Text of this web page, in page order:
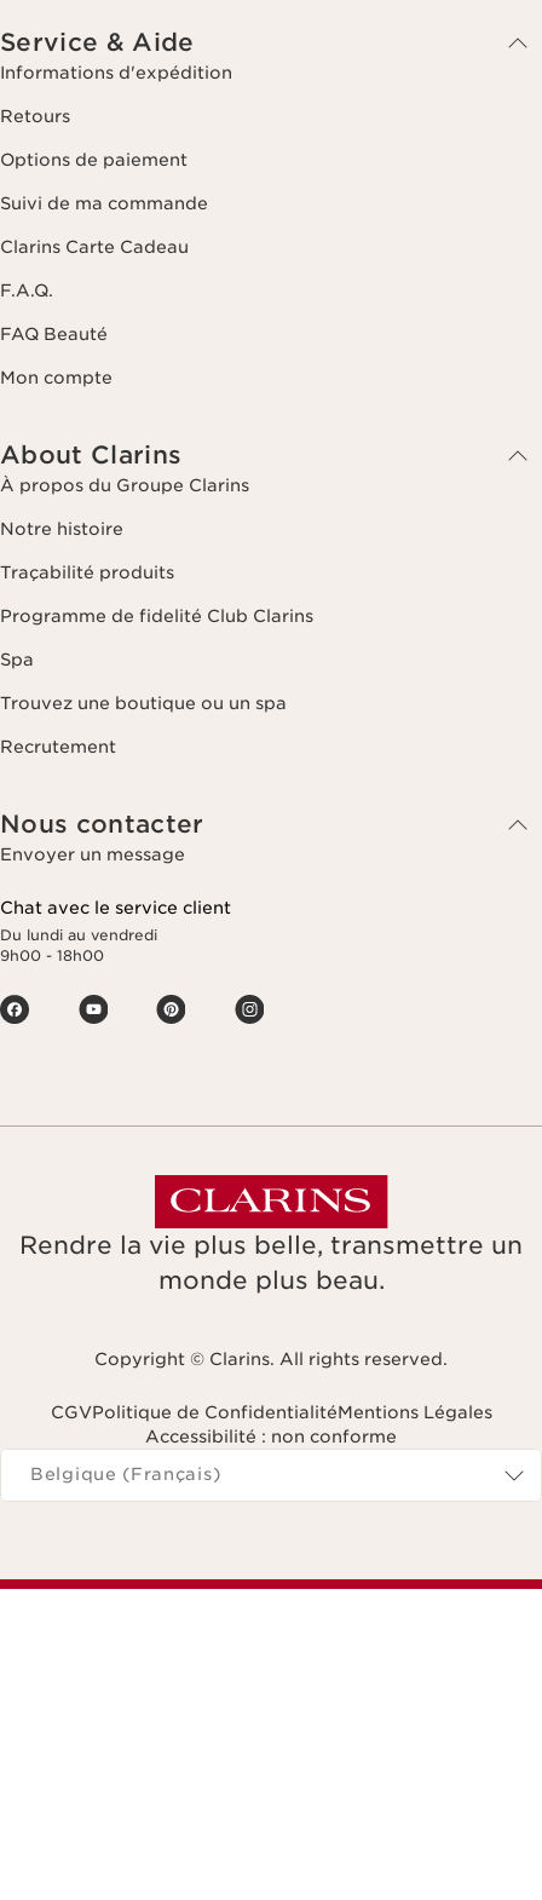
Service & Aide
Informations d'expédition
Retours
Options de paiement
Suivi de ma commande
Clarins Carte Cadeau
F.A.Q.
FAQ Beauté
Mon compte
About Clarins
À propos du Groupe Clarins
Notre histoire
Traçabilité produits
Programme de fidelité Club Clarins
Spa
Trouvez une boutique ou un spa
Recrutement
Nous contacter
Envoyer un message
Chat avec le service client
Du lundi au vendredi
9h00 - 18h00
Rendre la vie plus belle, transmettre un
monde plus beau.
Copyright © Clarins. All rights reserved.
CGVPolitique de ConfidentialitéMentions Légales
Accessibilité : non conforme
Naviguer vers
Belgique (Français)